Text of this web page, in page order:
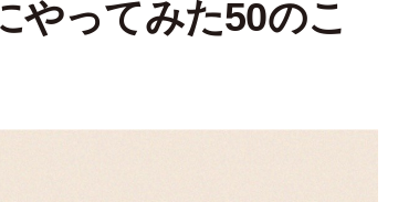
やってみた50のこ